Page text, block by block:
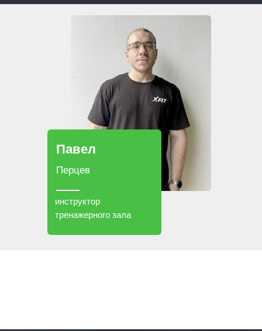
Перцев
Павел
инструктор
тренажерного зала